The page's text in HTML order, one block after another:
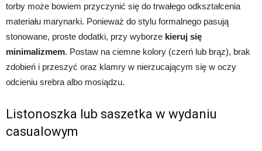
torby może bowiem przyczynić się do trwałego odkształcenia
materiału marynarki. Ponieważ do stylu formalnego pasują
stonowane, proste dodatki, przy wyborze kieruj się
minimalizmem. Postaw na ciemne kolory (czerń lub brąz), brak
zdobień i przeszyć oraz klamry w nierzucającym się w oczy
odcieniu srebra albo mosiądzu.
Listonoszka lub saszetka w wydaniu
casualowym